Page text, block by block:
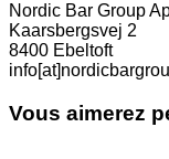
Nordic Bar Group
Kaarsbergsvej 2
8400 Ebeltoft
Vous aimerez